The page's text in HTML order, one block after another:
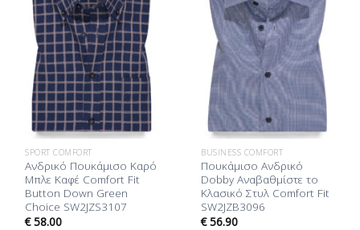
SPORT COMFORT
Ανδρικό Πουκάμισο Καρό
Μπλε Καφέ Comfort Fit
Button Down Green
Choice SW2JZS3107
€58.00
BUSINESS COMFORT
Πουκάμισo Ανδρικό
Dobby Αναβαθμίστε το
Κλασικό Στυλ Comfort Fit
SW2JZB3096
€56.90